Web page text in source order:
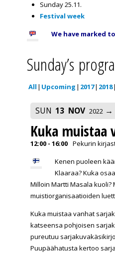
Sunday 25.11.
Festival week
We have marked
Sunday’s
All Upcoming 2017 2018
SUN 13 NOV 2022
Kuka muistaa
12:00 - 16:00 Pekurin
Kenen puoleen
Klaaraa? Kuka
Milloin Martti Masala
muistiorganisaatioiden
Kuka muistaa vanhat
katseensa pohjoisen
pureutuu
Puupäähatusta kertoo